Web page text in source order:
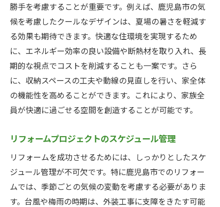
勝手を考慮することが重要です。例えば、鹿児島市の気
候を考慮したクールなデザインは、夏場の暑さを軽減す
る効果も期待できます。快適な住環境を実現するため
に、エネルギー効率の良い設備や断熱材を取り入れ、長
期的な視点でコストを削減することも一案です。さら
に、収納スペースの工夫や動線の見直しを行い、家全体
の機能性を高めることができます。これにより、家族全
員が快適に過ごせる空間を創造することが可能です。
リフォームプロジェクトのスケジュール管理
リフォームを成功させるためには、しっかりとしたスケ
ジュール管理が不可欠です。特に鹿児島市でのリフォー
ムでは、季節ごとの気候の変動を考慮する必要がありま
す。台風や梅雨の時期は、外装工事に支障をきたす可能